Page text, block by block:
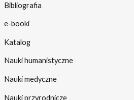
Bibliografia
e-booki
Katalog
Nauki humanistyczne
Nauki medyczne
Nauki przyrodnicze